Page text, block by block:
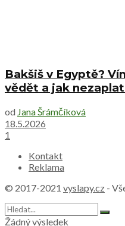
Bakšiš v Egyptě?
vědět a jak
od Jana Šrámčíková
18.5.2026
1
Kontakt
Reklama
© 2017-2021 vyslapy.cz -
Žádný výsledek